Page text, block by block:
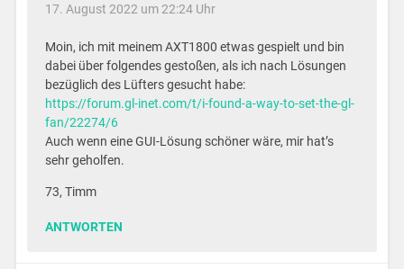
17. August 2022 um 22:24 Uhr
Moin, ich mit meinem AXT1800 etwas gespielt und bin
dabei über folgendes gestoßen, als ich nach Lösungen
bezüglich des Lüfters gesucht habe:
https://forum.gl-inet.com/t/i-found-a-way-to-set-the-gl-
fan/22274/6
Auch wenn eine GUI-Lösung schöner wäre, mir hat’s
sehr geholfen.
73, Timm
ANTWORTEN